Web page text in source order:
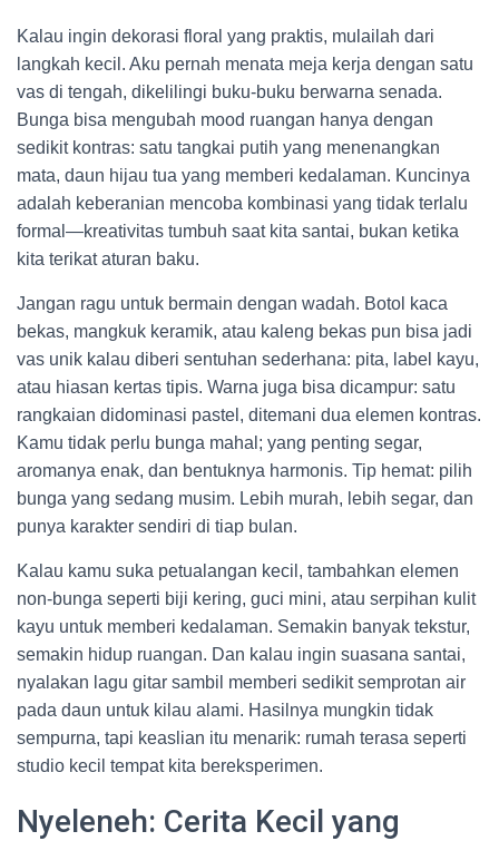
Kalau ingin dekorasi floral yang praktis, mulailah dari
langkah kecil. Aku pernah menata meja kerja dengan satu
vas di tengah, dikelilingi buku-buku berwarna senada.
Bunga bisa mengubah mood ruangan hanya dengan
sedikit kontras: satu tangkai putih yang menenangkan
mata, daun hijau tua yang memberi kedalaman. Kuncinya
adalah keberanian mencoba kombinasi yang tidak terlalu
formal—kreativitas tumbuh saat kita santai, bukan ketika
kita terikat aturan baku.
Jangan ragu untuk bermain dengan wadah. Botol kaca
bekas, mangkuk keramik, atau kaleng bekas pun bisa jadi
vas unik kalau diberi sentuhan sederhana: pita, label kayu,
atau hiasan kertas tipis. Warna juga bisa dicampur: satu
rangkaian didominasi pastel, ditemani dua elemen kontras.
Kamu tidak perlu bunga mahal; yang penting segar,
aromanya enak, dan bentuknya harmonis. Tip hemat: pilih
bunga yang sedang musim. Lebih murah, lebih segar, dan
punya karakter sendiri di tiap bulan.
Kalau kamu suka petualangan kecil, tambahkan elemen
non-bunga seperti biji kering, guci mini, atau serpihan kulit
kayu untuk memberi kedalaman. Semakin banyak tekstur,
semakin hidup ruangan. Dan kalau ingin suasana santai,
nyalakan lagu gitar sambil memberi sedikit semprotan air
pada daun untuk kilau alami. Hasilnya mungkin tidak
sempurna, tapi keaslian itu menarik: rumah terasa seperti
studio kecil tempat kita bereksperimen.
Nyeleneh: Cerita Kecil yang